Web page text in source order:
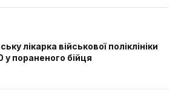
лікарка військової поліклініки
пораненого бійця